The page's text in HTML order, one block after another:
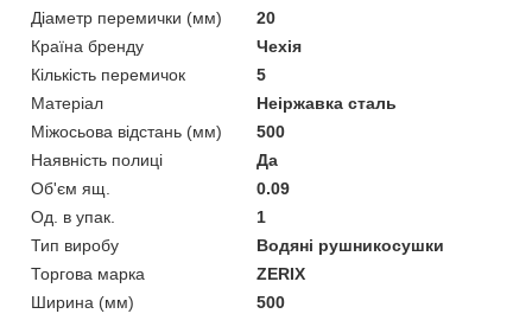
Діаметр перемички (мм)
20
Країна бренду
Чехія
Кількість перемичок
5
Матеріал
Неіржавка сталь
Міжосьова відстань (мм)
500
Наявність полиці
Да
Об'єм ящ.
0.09
Од. в упак.
1
Тип виробу
Водяні рушникосушки
Торгова марка
ZERIX
Ширина (мм)
500